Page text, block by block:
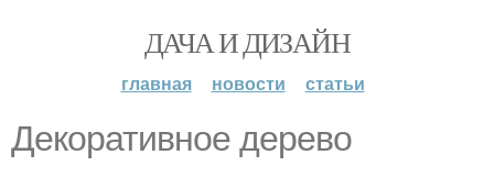
ДАЧА И ДИЗАЙН
главная новости статьи
Декоративное дерево